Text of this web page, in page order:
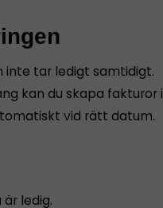
inte tar ledigt samtidigt.
kan du skapa fakturor i
vid rätt datum.
ledig.